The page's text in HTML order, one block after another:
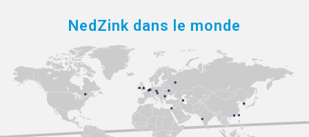
NedZink dans le monde